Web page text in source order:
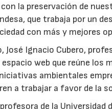
la preservación de
que trabaja por un
con más y mejores
José Ignacio Cubero,
espacio web que reúne
ambientales
a trabajar a favor de la
de la